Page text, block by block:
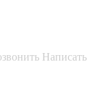
Написать